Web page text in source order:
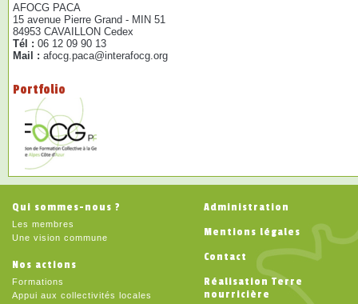
AFOCG PACA
15 avenue Pierre Grand - MIN 51
84953 CAVAILLON Cedex
Tél : 06 12 09 90 13
Mail : afocg.paca@interafocg.org
Portfolio
Qui sommes-nous ?
Les membres
Une vision commune
Nos actions
Formations
Appui aux collectivités locales
Administration
Mentions légales
Contact
Réalisation Terre
nourricière